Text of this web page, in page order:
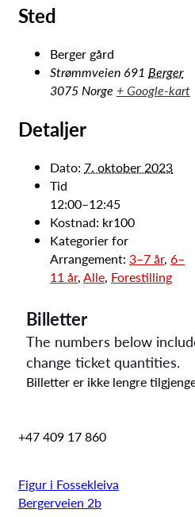
Sted
Berger gård
Strømmveien 691 Berger
3075Norge + Google-kart
Detaljer
Dato: 7. oktober 2023
Tid
12:00–12:45
Kostnad: kr100
Kategorier for
Arrangement: 3–7 år, 6–
11 år,Alle, Forestilling
Billetter
The numbers below
change ticket quantities.
Billetter er ikke lengre
+47 409 17 860
Figur i Fossekleiva
Bergerveien 2b